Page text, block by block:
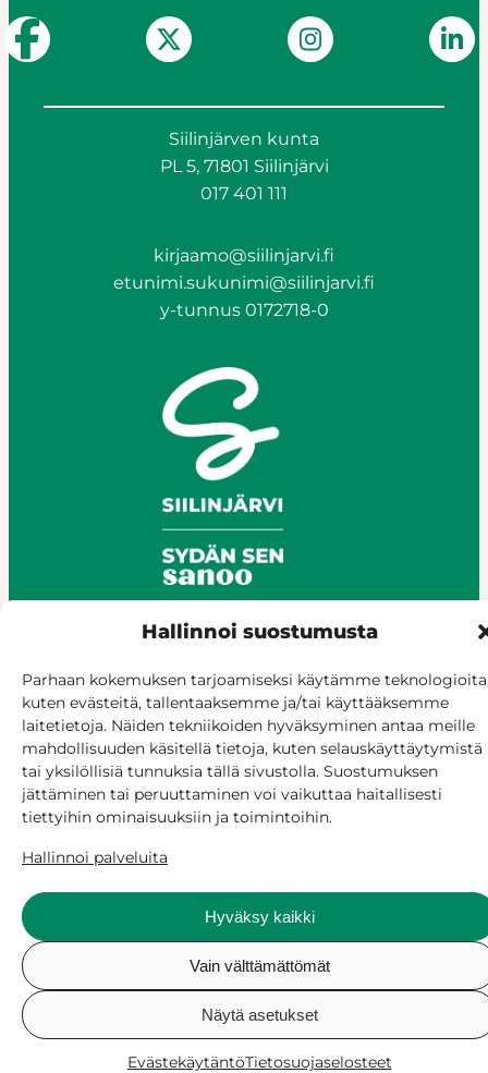
Hallinnoi suostumusta
Parhaan kokemuksen tarjoamiseksi käytämme
kuten evästeitä, tallentaaksemme ja/tai käyttääksemme
laitetietoja. Näiden tekniikoiden hyväksyminen antaa meille
mahdollisuuden käsitellä tietoja, kuten selauskäyttäytymistä
tai yksilöllisiä tunnuksia tällä sivustolla. Suostumuksen
jättäminen tai peruuttaminen voi vaikuttaa haitallisesti
tiettyihin ominaisuuksiin ja toimintoihin.
Hallinnoi palveluita
Hyväksy kaikki
Vain välttämättömät
Näytä asetukset
EvästekäytäntöTietosuojaselosteet
Siilinjärven kunta
PL 5, 71801 Siilinjärvi
017 401 111
kirjaamo@siilinjarvi.fi
etunimi.sukunimi@siilinjarvi.fi
y-tunnus 0172718-0
© Siilinjärvi 2025
Anna palautetta
Asioi verkossa
Laskutus ja maksaminen
Saavutettavuus
Evästekäytäntö